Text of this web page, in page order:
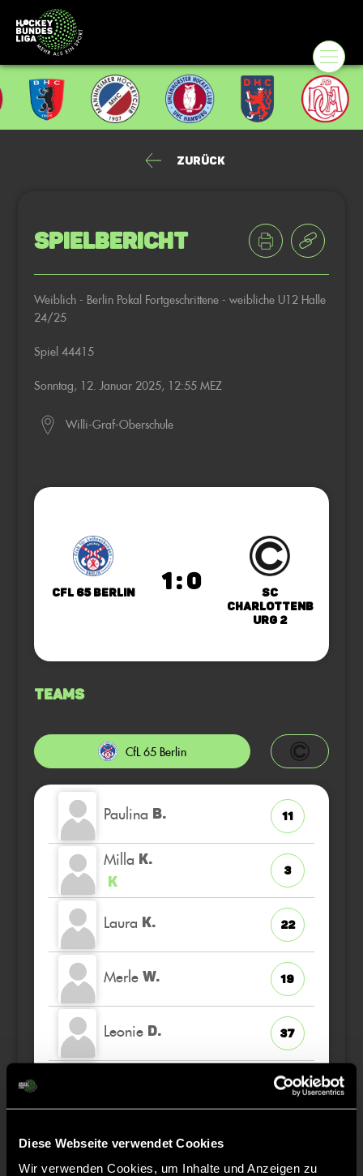
Diese Webseite verwendet Cookies
Wir verwenden Cookies, um Inhalte und Anzeigen zu
Zurück
Spielbericht
Weiblich - Berlin Pokal Fortgeschrittene - weibliche U12 Halle
24/25
Spiel 44415
Sonntag, 12. Januar 2025, 12:55 MEZ
Willi-Graf-Oberschule
CfL 65 Berlin 1 : 0
SC
Charlottenb
urg 2
Teams
CfL 65 Berlin
Paulina B. 11
Milla K.
K
3
Laura K. 22
Merle W. 19
Leonie D. 37
36
TW